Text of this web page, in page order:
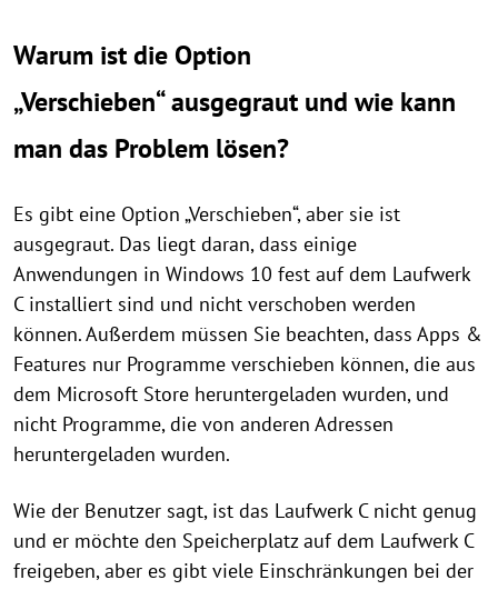
Warum ist die Option
„Verschieben“ ausgegraut und wie kann
man das Problem lösen?
Es gibt eine Option „Verschieben“, aber sie ist
ausgegraut. Das liegt daran, dass einige
Anwendungen in Windows 10 fest auf dem Laufwerk
C installiert sind und nicht verschoben werden
können. Außerdem müssen Sie beachten, dass Apps &
Features nur Programme verschieben können, die aus
dem Microsoft Store heruntergeladen wurden, und
nicht Programme, die von anderen Adressen
heruntergeladen wurden.
Wie der Benutzer sagt, ist das Laufwerk C nicht genug
und er möchte den Speicherplatz auf dem Laufwerk C
freigeben, aber es gibt viele Einschränkungen bei der